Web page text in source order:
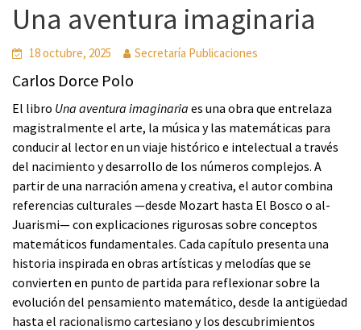
Una aventura imaginaria
18 octubre, 2025 Secretaría Publicaciones
Carlos Dorce Polo
El libro Una aventura imaginaria es una obra que entrelaza
magistralmente el arte, la música y las matemáticas para
conducir al lector en un viaje histórico e intelectual a través
del nacimiento y desarrollo de los números complejos. A
partir de una narración amena y creativa, el autor combina
referencias culturales —desde Mozart hasta El Bosco o al-
Juarismi— con explicaciones rigurosas sobre conceptos
matemáticos fundamentales. Cada capítulo presenta una
historia inspirada en obras artísticas y melodías que se
convierten en punto de partida para reflexionar sobre la
evolución del pensamiento matemático, desde la antigüedad
hasta el racionalismo cartesiano y los descubrimientos